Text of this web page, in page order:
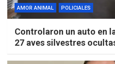
AMOR ANIMAL POLICIALES
Controlaron un auto en
27 aves silvestres